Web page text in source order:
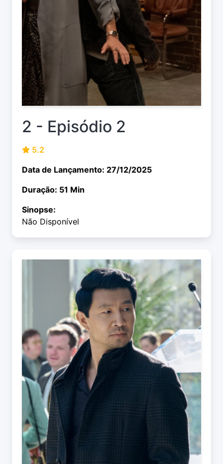
2 - Episódio 2
5.2
Data de Lançamento: 27/12/2025
Duração: 51 Min
Sinopse:
Não Disponível